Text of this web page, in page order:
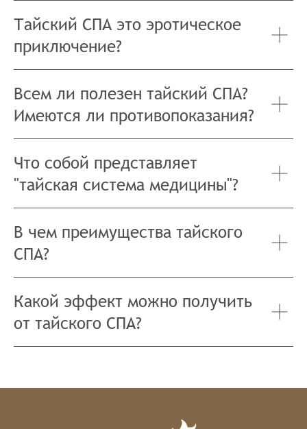
Тайский СПА это эротическое
приключение?
Всем ли полезен тайский СПА?
Имеются ли противопоказания?
Что собой представляет
"тайская система медицины"?
В чем преимущества тайского
СПА?
Какой эффект можно получить
от тайского СПА?